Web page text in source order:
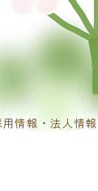
情報・法人情報